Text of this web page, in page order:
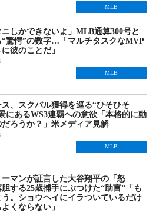
MLB
ニしかできないよ」MLB通算300号と
“驚愕”の数字…「マルチタスクなMVP
彼のことだ」
MLB
ス、スクバル獲得を巡る“ひそひそ
あるWS3連覇への意欲「本格的に動
だろうか？」米メディア見解
MLB
ーマンが証言した大谷翔平の「怒
する25歳捕手にぶつけた“助言”「も
う。ショウヘイにイラついているだけ
くならない」